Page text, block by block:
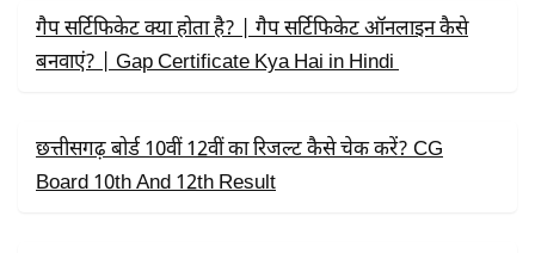
गैप सर्टिफिकेट क्या होता है? | गैप सर्टिफिकेट ऑनलाइन कैसे
बनवाएं? | Gap Certificate Kya Hai in Hindi
छत्तीसगढ़ बोर्ड 10वीं 12वीं का रिजल्ट कैसे चेक करें? CG
Board 10th And 12th Result